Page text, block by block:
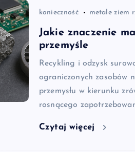
konieczność metale ziem
Jakie znaczenie
przemyśle
Recykling i odzysk
ograniczonych zasobów
przemysłu w kierunku
rosnącego
Czytaj więcej